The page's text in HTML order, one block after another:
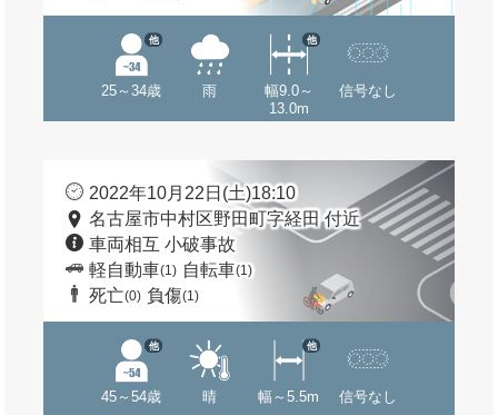
25～34歳
他
雨
幅9.0～
13.0m
他
信号なし
2022年10月22日(土)18:10
名古屋市中村区野田町字経田 付近
車両相互 小破事故
軽自動車(1) 自転車(1)
死亡(0) 負傷(1)
45～54歳
他
晴 幅～5.5m
他
信号なし